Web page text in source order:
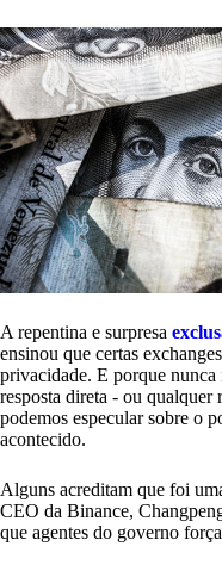
A repentina e surpresa
ensinou que certas
privacidade. E porque nunca
resposta direta - ou qualquer
podemos especular sobre o
acontecido.
Alguns acreditam que foi
CEO da Binance,
que agentes do governo